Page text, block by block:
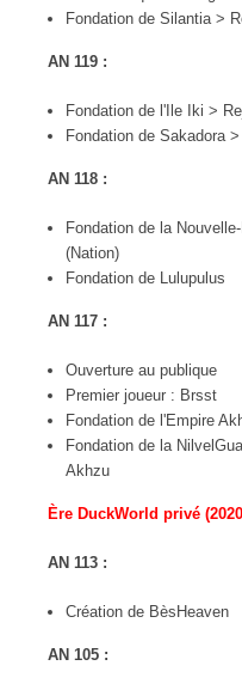
Fondation de Silantia >
AN 119 :
Fondation de l'Ile Iki >
Fondation de Sakadora
AN 118 :
Fondation de la
(Nation)
Fondation de Lulupulus
AN 117 :
Ouverture au publique
Premier joueur : Brsst
Fondation de l'Empire
Fondation de la
Akhzu
Ère DuckWorld privé
AN 113 :
Création de BèsHeaven
AN 105 :